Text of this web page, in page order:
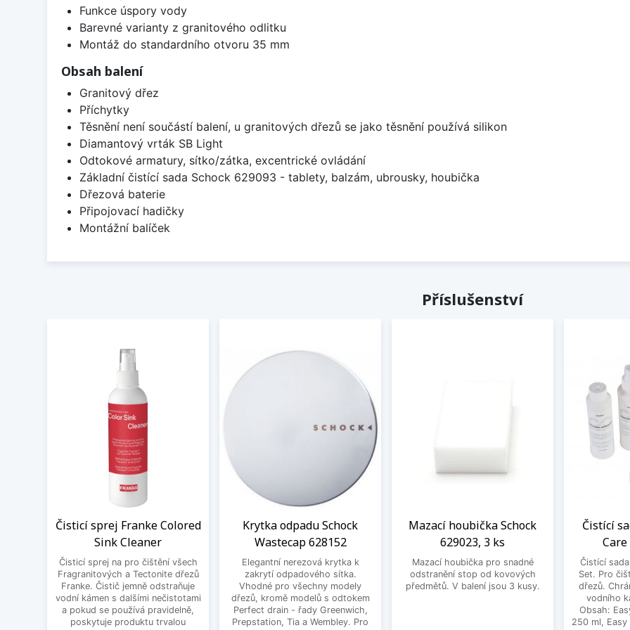
Funkce úspory vody
Barevné varianty z granitového odlitku
Montáž do standardního otvoru 35 mm
Obsah balení
Granitový dřez
Příchytky
Těsnění není součástí balení, u granitových dřezů se jako těsnění používá silikon
Diamantový vrták SB Light
Odtokové armatury, sítko/zátka, excentrické ovládání
Základní čistící sada Schock 629093 - tablety, balzám, ubrousky, houbička
Dřezová baterie
Připojovací hadičky
Montážní balíček
Příslušenství
Čisticí sprej Franke Colored
Sink Cleaner
Čisticí sprej na pro čištění všech
Fragranitových a Tectonite dřezů
Franke. Čistič jemně odstraňuje
vodní kámen s dalšími nečistotami
a pokud se používá pravidelně,
poskytuje produktu trvalou
Krytka odpadu Schock
Wastecap 628152
Elegantní nerezová krytka k
zakrytí odpadového sítka.
Vhodné pro všechny modely
dřezů, kromě modelů s odtokem
Perfect drain - řady Greenwich,
Prepstation, Tia a Wembley. Pro
Mazací houbička Schock
629023, 3 ks
Mazací houbička pro snadné
odstranění stop od kovových
předmětů. V balení jsou 3 kusy.
Čistící
Care
Čistící
Set. Pro
dřezů.
vodního
Obsah:
250 ml,